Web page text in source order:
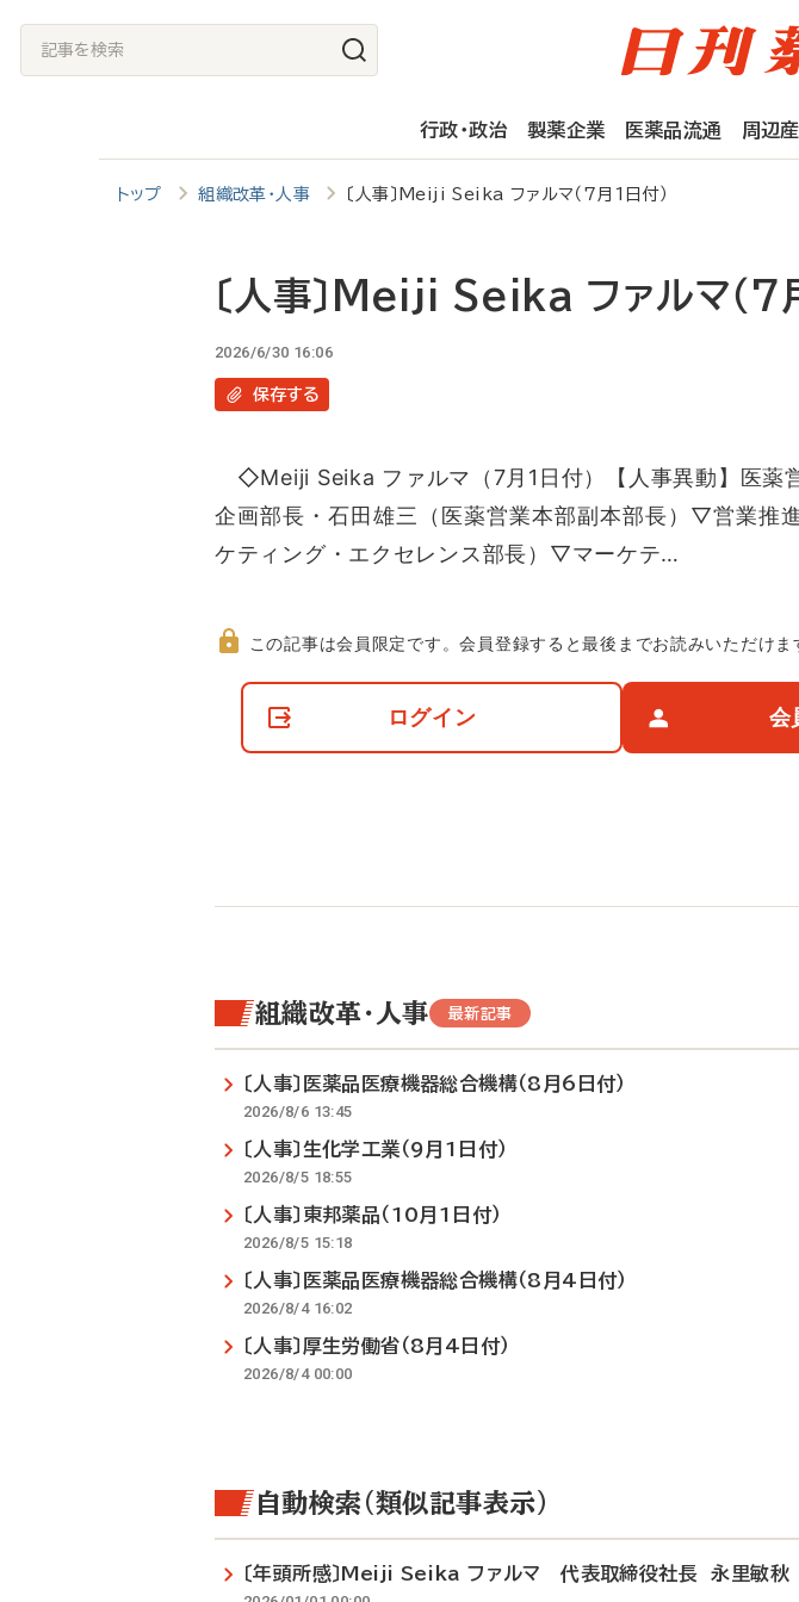
記
事
行政・政治 製薬企業 医薬品流通 周辺
トップ 組織改革・人事 〔人事〕Meiji Seika ファルマ（7月1日付）
〔人事〕Meiji Seika ファルマ（7
2026/6/30 16:06
保存する
◇Meiji Seika ファルマ（7月1日付）【人事異動】医薬
企画部長・石田雄三（医薬営業本部副本部長）▽営業推
ケティング・エクセレンス部長）▽マーケテ…
て
この記事は会員限定です。会員登録すると最後までお読みいただけま
ログイン 会
組織改革・人事 最新記事
〔人事〕医薬品医療機器総合機構（8月6日付）
2026/8/6 13:45
〔人事〕生化学工業（9月1日付）
2026/8/5 18:55
〔人事〕東邦薬品（10月1日付）
2026/8/5 15:18
〔人事〕医薬品医療機器総合機構（8月4日付）
2026/8/4 16:02
〔人事〕厚生労働省（8月4日付）
2026/8/4 00:00
自動検索（類似記事表示）
〔年頭所感〕Meiji Seika ファルマ 代表取締役社長 永里敏秋